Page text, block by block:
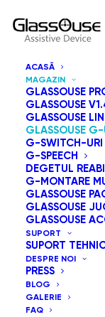
ACASĂ
MAGAZIN
GLASSOUSE
GLASSOUSE
GLASSOUSE
GLASSOUSE
G-SWITCH-URI
G-SPEECH
DEGETUL
G-MONTARE
GLASSOUSE
GLASSOUSE
GLASSOUSE
SUPORT
SUPORT
DESPRE NOI
PRESS
BLOG
GALERIE
FAQ
Seria
accesorii pentru
dispozitivele de
G-Framewear,
Strap Small și
de o garanție de
garanție de un an.